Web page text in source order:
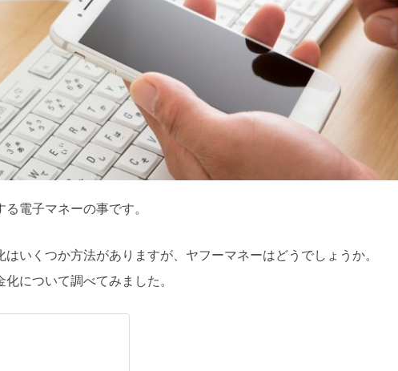
電子マネーの事です。
いくつか方法がありますが、ヤフーマネーはどうでしょうか。
について調べてみました。